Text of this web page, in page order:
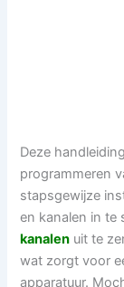
Deze
programmeren
stapsgewijze
en kanalen in te
kanalen uit te
wat zorgt voor
apparatuur.